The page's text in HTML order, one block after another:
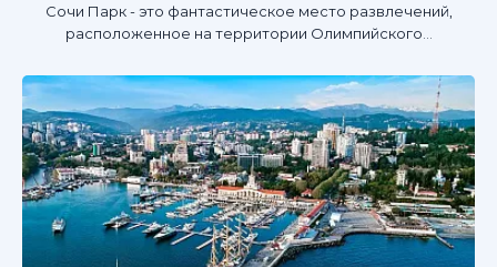
Сочи Парк - это фантастическое место развлечений,
расположенное на территории Олимпийского...